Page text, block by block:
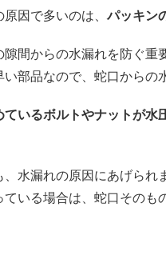
原因で多いのは、パッキン
間からの水漏れを防ぐ重
部品なので、蛇口からの
ているボルトやナットが水
、水漏れの原因にあげられ
いる場合は、蛇口そのも